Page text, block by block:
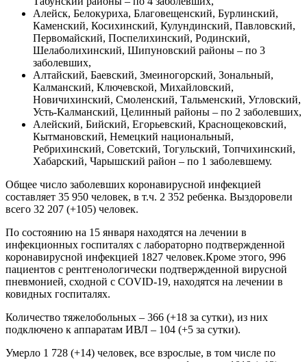
Алейск, Белокуриха, Благовещенский, Бурлинский,
Каменский, Косихинский, Кулундинский, Павловский,
Первомайский, Поспелихинский, Родинский,
Шелаболихинский, Шипуновский районы – по 3
заболевших,
Алтайский, Баевский, Змеиногорский, Зональный,
Калманский, Ключевской, Михайловский,
Новичихинский, Смоленский, Тальменский, Угловский,
Усть-Калманский, Целинный районы – по 2 заболевших,
Алейский, Бийский, Егорьевский, Краснощековский,
Кытмановский, Немецкий национальный,
Ребрихинский, Советский, Тогульский, Топчихинский,
Хабарский, Чарышский район – по 1 заболевшему.
Общее число заболевших коронавирусной инфекцией
составляет 35 950 человек, в т.ч. 2 352 ребенка. Выздоровели
всего 32 207 (+105) человек.
По состоянию на 15 января находятся на лечении в
инфекционных госпиталях с лабораторно подтвержденной
коронавирусной инфекцией 1827 человек.Кроме этого, 996
пациентов с рентгенологически подтвержденной вирусной
пневмонией, сходной с COVID-19, находятся на лечении в
ковидных госпиталях.
Количество тяжелобольных – 366 (+18 за сутки), из них
подключено к аппаратам ИВЛ – 104 (+5 за сутки).
Умерло 1 728 (+14) человек, все взрослые, в том числе по